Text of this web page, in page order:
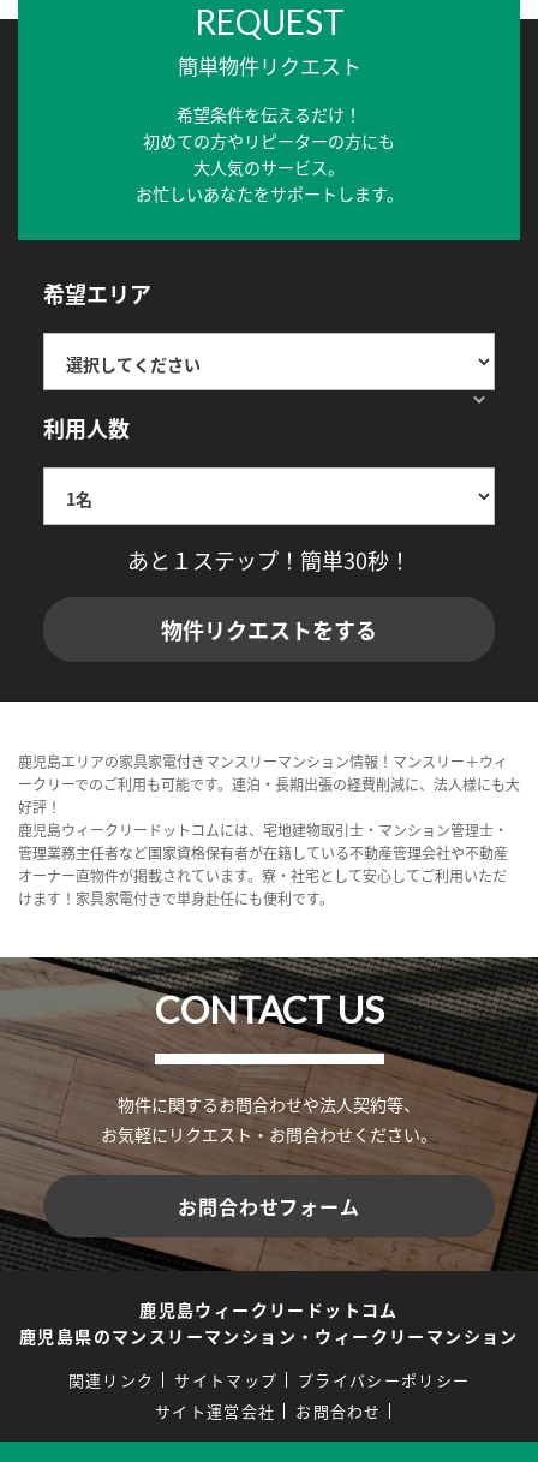
REQUEST
簡単物件リクエスト
希望条件を伝えるだけ！
初めての方やリピーターの方にも
大人気のサービス。
お忙しいあなたをサポートします。
希望エリア
利用人数
あと１ステップ！簡単30秒！
物件リクエストをする
鹿児島エリアの家具家電付きマンスリーマンション情報！マンスリー＋ウィ
ークリーでのご利用も可能です。連泊・長期出張の経費削減に、法人様にも大
好評！
鹿児島ウィークリードットコムには、宅地建物取引士・マンション管理士・
管理業務主任者など国家資格保有者が在籍している不動産管理会社や不動産
オーナー直物件が掲載されています。寮・社宅として安心してご利用いただ
けます！家具家電付きで単身赴任にも便利です。
CONTACT US
物件に関するお問合わせや法人契約等、
お気軽にリクエスト・お問合わせください。
お問合わせフォーム
鹿児島ウィークリードットコム
鹿児島県のマンスリーマンション・ウィークリーマンション
関連リンク サイトマップ
プライバシーポリシー
サイト運営会社
お問合わせ